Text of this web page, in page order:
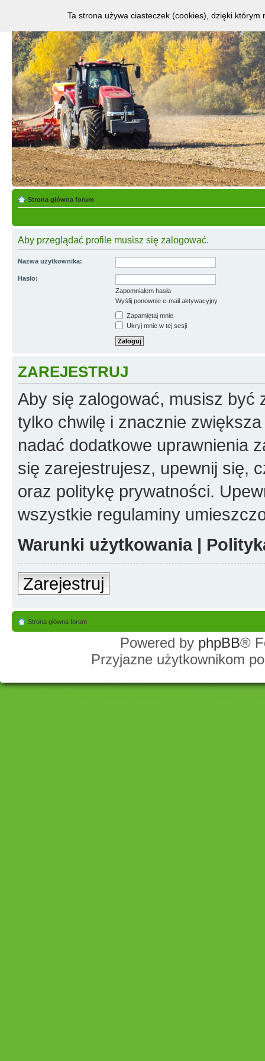
Strona główna forum
Aby przeglądać profile musisz się zalogować.
Nazwa użytkownika:
Hasło:
Zapomniałem hasła
Wyślij ponownie e-mail aktywacyjny
Zapamiętaj mnie
Ukryj mnie w tej sesji
ZAREJESTRUJ
Aby się zalogować, musisz być
tylko chwilę i znacznie
nadać dodatkowe uprawnienia
się zarejestrujesz, upewnij się,
oraz politykę prywatności.
wszystkie regulaminy
Warunki użytkowania|
Zarejestruj
Strona główna forum
Powered by phpBB®
Przyjazne użytkownikom
Ta strona używa ciasteczek (cookies), dzięki którym